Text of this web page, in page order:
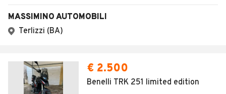
MASSIMINO AUTOMOBILI
Terlizzi (BA)
€ 2.500
Benelli TRK 251 limited edition